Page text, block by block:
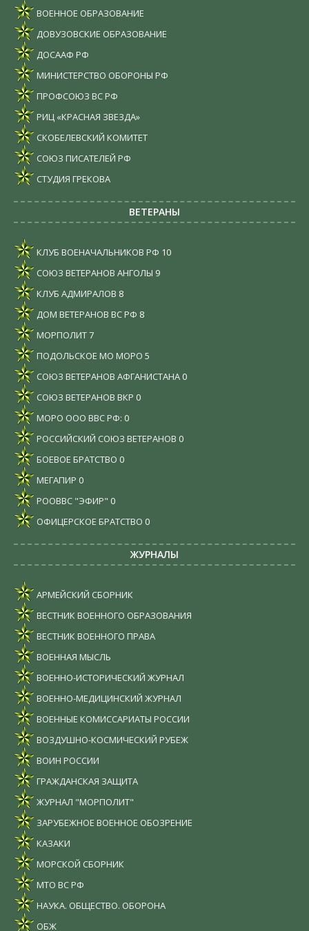
ВОЕННОЕ ОБРАЗОВАНИЕ
ДОВУЗОВСКИЕ ОБРАЗОВАНИЕ
ДОСААФ РФ
МИНИСТЕРСТВО ОБОРОНЫ РФ
ПРОФСОЮЗ ВС РФ
РИЦ «КРАСНАЯ ЗВЕЗДА»
СКОБЕЛЕВСКИЙ КОМИТЕТ
СОЮЗ ПИСАТЕЛЕЙ РФ
СТУДИЯ ГРЕКОВА
ВЕТЕРАНЫ
КЛУБ ВОЕНАЧАЛЬНИКОВ РФ 10
СОЮЗ ВЕТЕРАНОВ АНГОЛЫ 9
КЛУБ АДМИРАЛОВ 8
ДОМ ВЕТЕРАНОВ ВС РФ 8
МОРПОЛИТ7
ПОДОЛЬСКОЕ МО МОРО 5
СОЮЗ ВЕТЕРАНОВ АФГАНИСТАНА 0
СОЮЗ ВЕТЕРАНОВ ВКР 0
МОРО ООО ВВС РФ: 0
РОССИЙСКИЙ СОЮЗ ВЕТЕРАНОВ 0
БОЕВОЕ БРАТСТВО 0
МЕГАПИР 0
РООВВС "ЭФИР" 0
ОФИЦЕРСКОЕ БРАТСТВО 0
ЖУРНАЛЫ
АРМЕЙСКИЙ СБОРНИК
ВЕСТНИК ВОЕННОГО ОБРАЗОВАНИЯ
ВЕСТНИК ВОЕННОГО ПРАВА
ВОЕННАЯ МЫСЛЬ
ВОЕННО-ИСТОРИЧЕСКИЙ ЖУРНАЛ
ВОЕННО-МЕДИЦИНСКИЙ ЖУРНАЛ
ВОЕННЫЕ КОМИССАРИАТЫ РОССИИ
ВОЗДУШНО-КОСМИЧЕСКИЙ РУБЕЖ
ВОИН РОССИИ
ГРАЖДАНСКАЯ ЗАЩИТА
ЖУРНАЛ "МОРПОЛИТ"
ЗАРУБЕЖНОЕ ВОЕННОЕ ОБОЗРЕНИЕ
КАЗАКИ
МОРСКОЙ СБОРНИК
МТО ВС РФ
НАУКА. ОБЩЕСТВО. ОБОРОНА
ОБЖ